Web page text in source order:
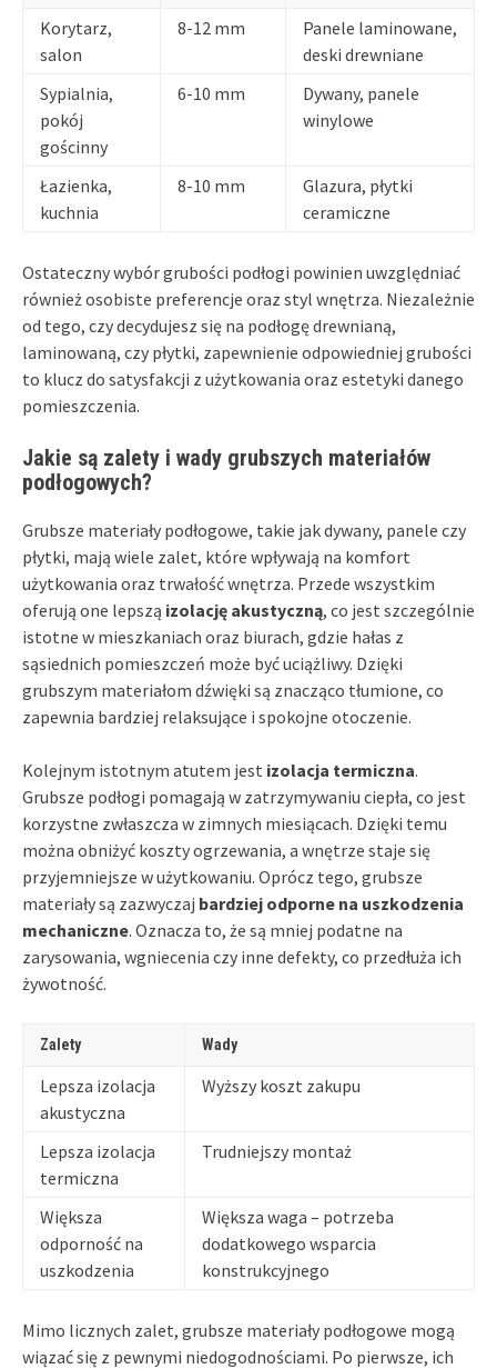
Korytarz,
salon
8-12 mm
Panele laminowane,
deski drewniane
Sypialnia,
pokój
gościnny
6-10 mm
Dywany, panele
winylowe
Łazienka,
kuchnia
8-10 mm
Glazura, płytki
ceramiczne
Ostateczny wybór grubości podłogi powinien uwzględniać
również osobiste preferencje oraz styl wnętrza. Niezależnie
od tego, czy decydujesz się na podłogę drewnianą,
laminowaną, czy płytki, zapewnienie odpowiedniej grubości
to klucz do satysfakcji z użytkowania oraz estetyki danego
pomieszczenia.
Jakie są zalety i wady grubszych materiałów
podłogowych?
Grubsze materiały podłogowe, takie jak dywany, panele czy
płytki, mają wiele zalet, które wpływają na komfort
użytkowania oraz trwałość wnętrza. Przede wszystkim
oferują one lepszą izolację akustyczną, co jest szczególnie
istotne w mieszkaniach oraz biurach, gdzie hałas z
sąsiednich pomieszczeń może być uciążliwy. Dzięki
grubszym materiałom dźwięki są znacząco tłumione, co
zapewnia bardziej relaksujące i spokojne otoczenie.
Kolejnym istotnym atutem jest izolacja termiczna.
Grubsze podłogi pomagają w zatrzymywaniu ciepła, co jest
korzystne zwłaszcza w zimnych miesiącach. Dzięki temu
można obniżyć koszty ogrzewania, a wnętrze staje się
przyjemniejsze w użytkowaniu. Oprócz tego, grubsze
materiały są zazwyczaj bardziej odporne na uszkodzenia
mechaniczne. Oznacza to, że są mniej podatne na
zarysowania, wgniecenia czy inne defekty, co przedłuża ich
żywotność.
Zalety Wady
Lepsza izolacja
akustyczna
Wyższy koszt zakupu
Lepsza izolacja
termiczna
Trudniejszy montaż
Większa
odporność na
uszkodzenia
Większa waga – potrzeba
dodatkowego wsparcia
konstrukcyjnego
Mimo licznych zalet, grubsze materiały podłogowe mogą
wiązać się z pewnymi niedogodnościami. Po pierwsze, ich